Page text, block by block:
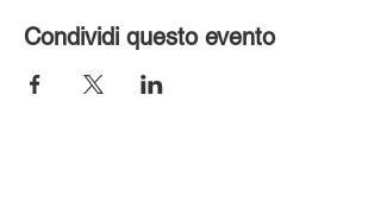
Condividi questo evento